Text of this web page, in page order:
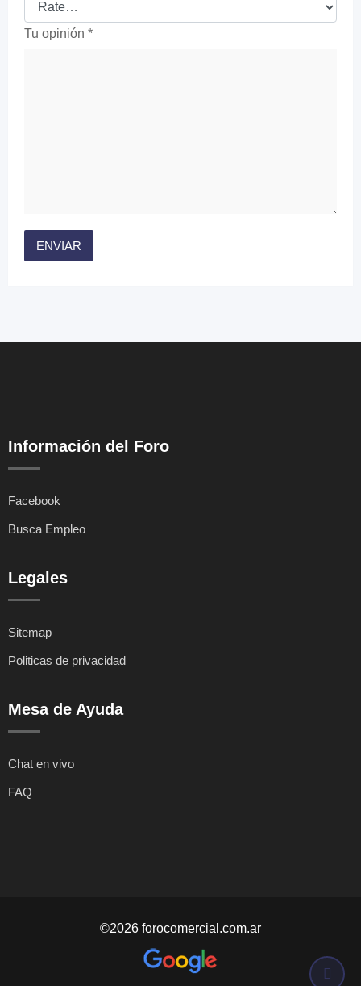
Tu opinión *
Información del Foro
Facebook
Busca Empleo
Legales
Sitemap
Politicas de privacidad
Mesa de Ayuda
Chat en vivo
FAQ
©2026 forocomercial.com.ar